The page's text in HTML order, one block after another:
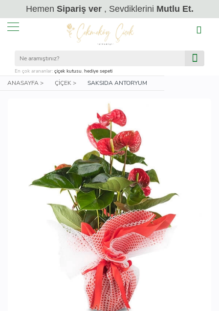
Hemen Sipariş ver, Sevdiklerini Mutlu Et.
En çok arananlar: çiçek kutusu, hediye sepeti
ANASAYFA > ÇIÇEK > SAKSIDA ANTORYUM